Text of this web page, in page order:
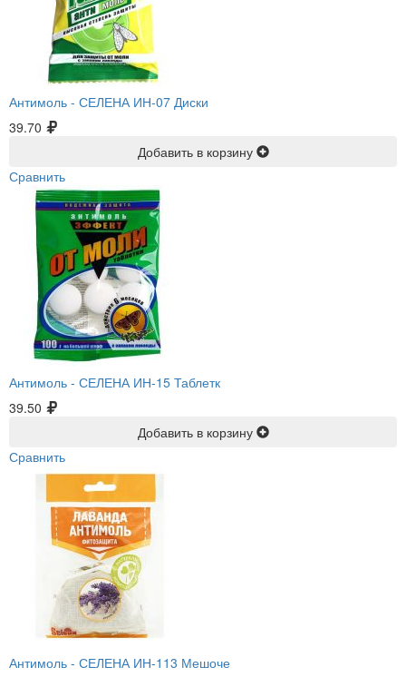
Антимоль - СЕЛЕНА ИН-07 Диски
39.70
Добавить в корзину
Сравнить
Антимоль - СЕЛЕНА ИН-15 Таблетк
39.50
Добавить в корзину
Сравнить
Антимоль - СЕЛЕНА ИН-113 Мешоче